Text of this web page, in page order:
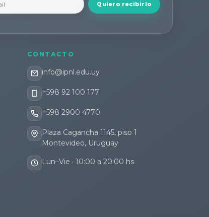
Quiero recibirlo
CONTACTO
info@ipnl.edu.uy
+598 92 100 177
+598 2900 4770
Plaza Cagancha 1145, piso 1
Montevideo, Uruguay
Lun–Vie · 10:00 a 20:00 hs